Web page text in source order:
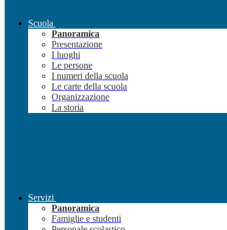
Scuola
Panoramica
Presentazione
I luoghi
Le persone
I numeri della scuola
Le carte della scuola
Organizzazione
La storia
Servizi
Panoramica
Famiglie e studenti